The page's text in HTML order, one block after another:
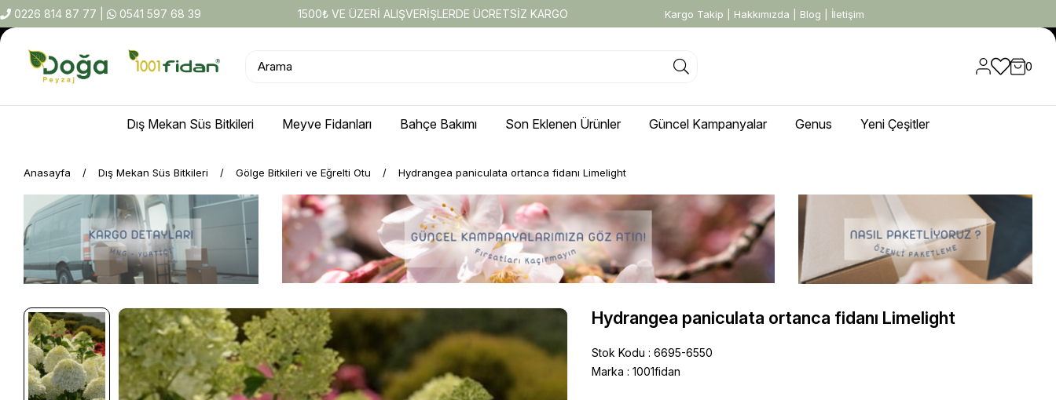
0226 814 87 77 0541 597 68 39 1500₺ VE ÜZERİ ALIŞVERİŞLERDE ÜCRETSİZ KARGO Kargo Takip Hakkımızda Blog İletişim
0
Dış Mekan Süs Bitkileri Meyve Fidanları Bahçe Bakımı Son Eklenen Ürünler Güncel Kampanyalar Genus Yeni Çeşitler
Anasayfa Dış Mekan Süs Bitkileri Gölge Bitkileri ve Eğrelti Otu Hydrangea paniculata ortanca fidanı Limelight
Hydrangea paniculata ortanca fidanı Limelight
Stok Kodu
6695-6550
Marka : 1001fidan